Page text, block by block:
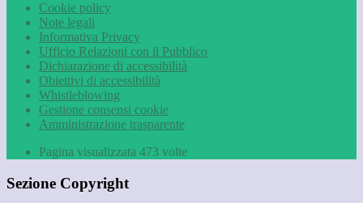
Cookie policy
Note legali
Informativa Privacy
Ufficio Relazioni con il Pubblico
Dichiarazione di accessibilità
Obiettivi di accessibilità
Whistleblowing
Gestione consensi cookie
Amministrazione trasparente
Pagina visualizzata 473 volte
Sezione Copyright